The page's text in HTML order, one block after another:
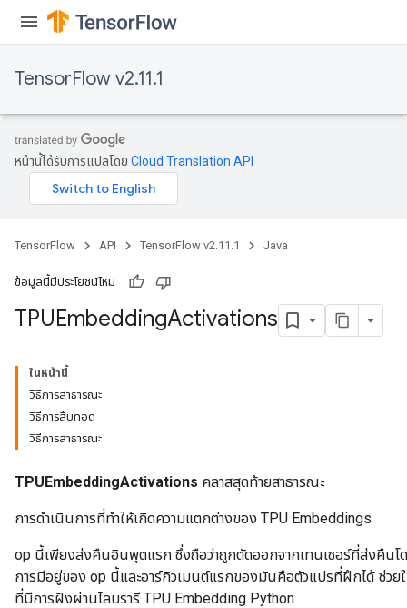
TensorFlow v2.11.1
หน้านี้ได้รับการแปลโดย Cloud Translation API
TensorFlow API TensorFlow v2.11.1 Java
ข้อมูลนี้มีประโยชน์ไหม
TPUEmbeddingActivations
ในหน้านี้
วิธีการสาธารณะ
วิธีการสืบทอด
วิธีการสาธารณะ
TPUEmbeddingActivations คลาสสุดท้ายสาธารณะ
การดำเนินการที่ทำให้เกิดความแตกต่างของ TPU Embeddings
op นี้เพียงส่งคืนอินพุตแรก ซึ่งถือว่าถูกตัดออกจากเทนเซอร์ที่ส่งคืนโ
การมีอยู่ของ op นี้และอาร์กิวเมนต์แรกของมันคือตัวแปรที่ฝึกได้ ช่วย
ที่มีการฝังผ่านไลบรารี TPU Embedding Python